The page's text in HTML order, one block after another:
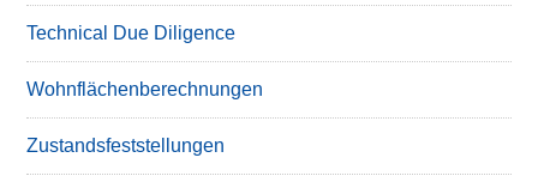
Technical Due Diligence
Wohnflächenberechnungen
Zustandsfeststellungen